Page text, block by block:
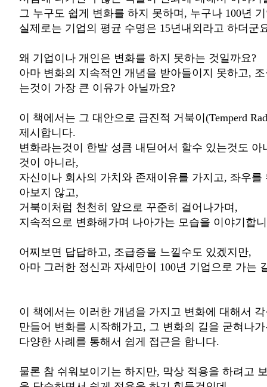
그 누구도 쉽게 변화를 하지 못하며, 누구나 100년
실제로는 기업의 평균 수명은 15년내외라고 하더군
왜 기업이나 개인은 변화를 하지 못하는 것일까요?
아마 변화의 지속적인 개념을 받아들이지 못하고,
는것이 가장 큰 이유가 아닐까요?
이 책에서는 그 대안으로 급진적 거북이(Temperd
제시합니다.
변화라는것이 한발 성큼 내딛어서 할수 있는것도 아
것이 아니라,
자신이나 회사의 가치와 존재이유를 가지고, 좌우를
아보지 않고,
거북이처럼 천천히 앞으로 꾸준히 걸어나가며,
지속적으로 변화해가며 나아가는 모습을 이야기합
어찌보면 답답하고, 조급증을 느낄수도 있겠지만,
아마 그러한 정신과 자세만이 100년 기업으로 가는
이 책에서는 이러한 개념을 가지고 변화에 대해서
만들어 변화를 시작해가고, 그 변화의 길을 굳혀나
다양한 사례를 통해서 쉽게 접근을 합니다.
물론 참 쉬워보이기는 하지만, 막상 적용을 하려고